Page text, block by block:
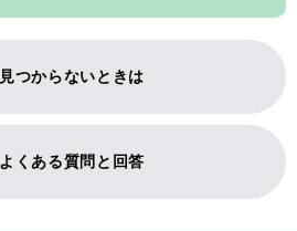
見つからないときは
よくある質問と回答